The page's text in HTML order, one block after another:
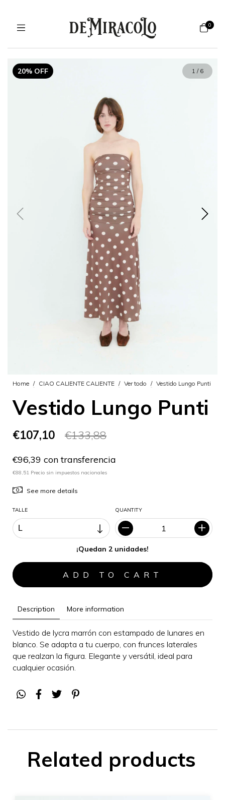
0
20% OFF 1 / 6
Home / CIAO CALIENTE CALIENTE / Ver todo / Vestido Lungo Punti
Vestido Lungo Punti
€107,10 €133,88
€96,39 con transferencia
€88,51 Precio sin impuestos nacionales
See more details
TALLE QUANTITY
¡Quedan 2 unidades!
Description More information
Vestido de lycra marrón con estampado de lunares en
blanco. Se adapta a tu cuerpo, con frunces laterales
que realzan la figura. Elegante y versátil, ideal para
cualquier ocasión.
Related products